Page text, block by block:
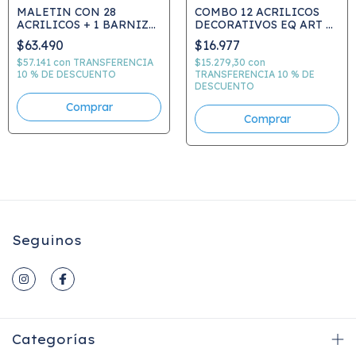
MALETIN CON 28
ACRILICOS + 1 BARNIZ
DE TERMINACION + 2
PINCELES + 1 PINCELETA
+ 1 SERVILLETA + 1
STENCIL - ELEGIR
$63.490
$57.141 con TRANSFERENCIA
10 % DE DESCUENTO
COMBO 12 ACRILICOS
DECORATIVOS EQ ART &
CRAFT 50cc EQ ARTE - -
ELEGIR COLORES
$16.977
$15.279,30 con
TRANSFERENCIA 10 % DE
DESCUENTO
Seguinos
Categorías